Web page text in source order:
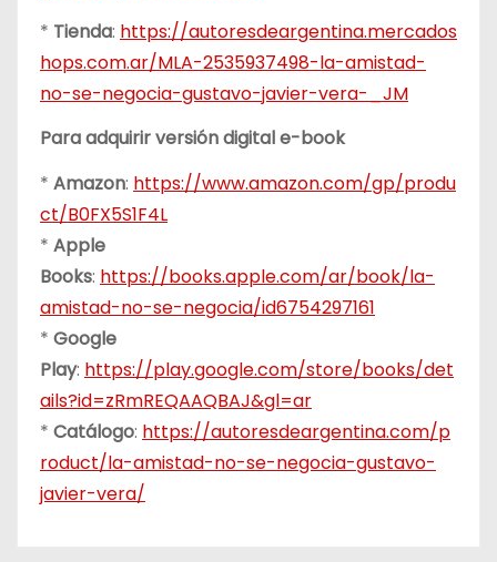
* Tienda: https://autoresdeargentina.mercados
hops.com.ar/MLA-2535937498-la-amistad-
no-se-negocia-gustavo-javier-vera-_JM
Para adquirir versión digital e-book
* Amazon: https://www.amazon.com/gp/produ
ct/B0FX5S1F4L
* Apple
Books: https://books.apple.com/ar/book/la-
amistad-no-se-negocia/id6754297161
* Google
Play: https://play.google.com/store/books/det
ails?id=zRmREQAAQBAJ&gl=ar
* Catálogo: https://autoresdeargentina.com/p
roduct/la-amistad-no-se-negocia-gustavo-
javier-vera/